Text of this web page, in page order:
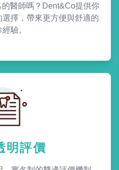
醫師嗎？Dent&Co提供你
擇，帶來更方便與舒適的
驗。
明評價